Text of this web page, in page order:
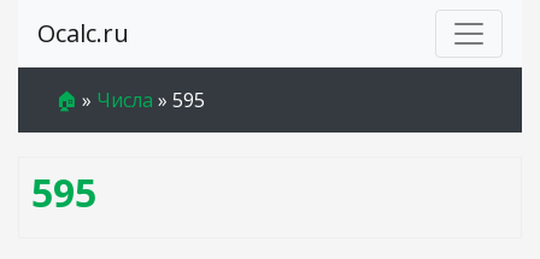
Ocalc.ru
🏠 » Числа » 595
595